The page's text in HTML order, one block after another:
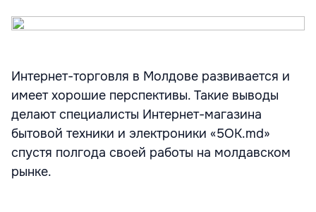
Интернет-торговля в Молдове развивается и
имеет хорошие перспективы. Такие выводы
делают специалисты Интернет-магазина
бытовой техники и электроники «5OK.md»
спустя полгода своей работы на молдавском
рынке.